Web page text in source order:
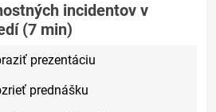
incidentov v
(7 min)
prezentáciu
prednášku